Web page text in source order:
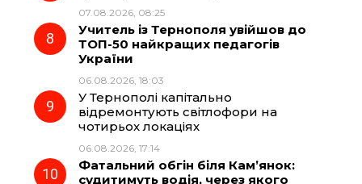
07.08.2026, 08:25
Учитель із Тернополя увійшов до
ТОП-50 найкращих педагогів
України
06.08.2026, 18:03
У Тернополі капітально
відремонтують світлофори на
чотирьох локаціях
06.08.2026, 17:14
Фатальний обгін біля Кам’янок:
судитимуть водія, через якого